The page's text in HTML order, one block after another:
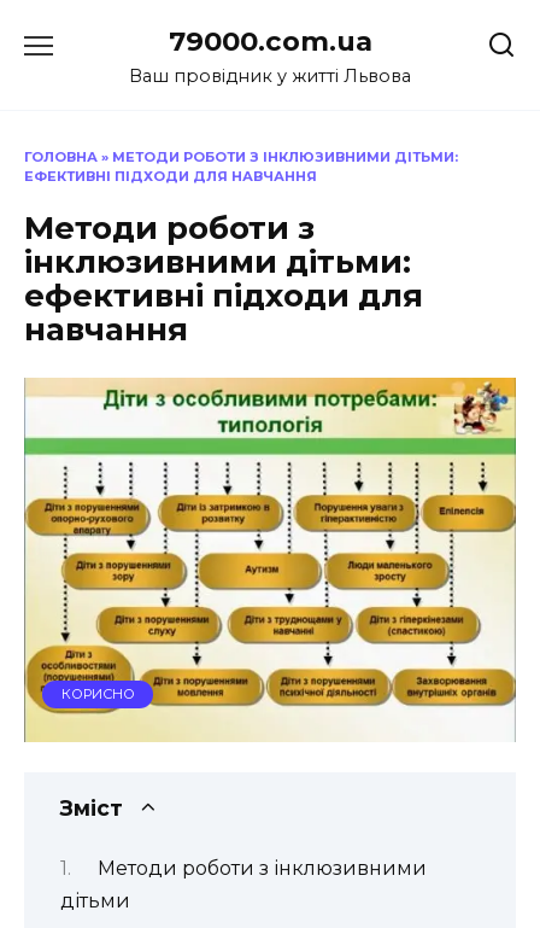
до
79000.com.ua
Ваш провідник у житті Львова
ГОЛОВНА » МЕТОДИ РОБОТИ З ІНКЛЮЗИВНИМИ ДІТЬМИ:
ЕФЕКТИВНІ ПІДХОДИ ДЛЯ НАВЧАННЯ
Методи роботи з
інклюзивними дітьми:
ефективні підходи для
навчання
КОРИСНО
Зміст
Методи роботи з інклюзивними
дітьми